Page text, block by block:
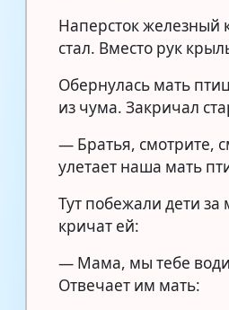
Наперсток железный
стал. Вместо рук
Обернулась мать
из чума. Закричал
— Братья, смотрите,
улетает наша мать
Тут побежали дети за
кричат ей:
— Мама, мы тебе
Отвечает им мать: